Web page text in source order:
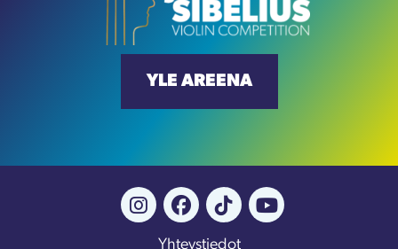
YLE AREENA
Yhteystiedot